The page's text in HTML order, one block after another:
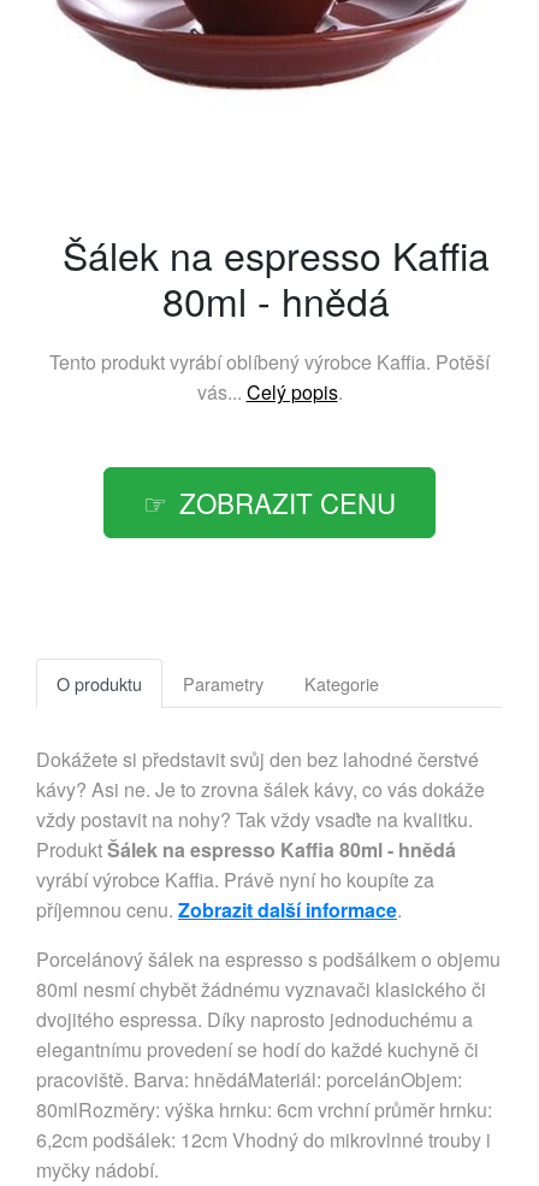
Šálek na espresso Kaffia
80ml - hnědá
Tento produkt vyrábí oblíbený výrobce Kaffia. Potěší
vás... Celý popis.
ZOBRAZIT CENU
O produktu Parametry Kategorie
Dokážete si představit svůj den bez lahodné čerstvé
kávy? Asi ne. Je to zrovna šálek kávy, co vás dokáže
vždy postavit na nohy? Tak vždy vsaďte na kvalitku.
ProduktŠálek na espresso Kaffia 80ml - hnědá
vyrábí výrobce Kaffia. Právě nyní ho koupíte za
příjemnou cenu. Zobrazit další informace.
Porcelánový šálek na espresso s podšálkem o objemu
80ml nesmí chybět žádnému vyznavači klasického či
dvojitého espressa. Díky naprosto jednoduchému a
elegantnímu provedení se hodí do každé kuchyně či
pracoviště. Barva: hnědáMateriál: porcelánObjem:
80mlRozměry: výška hrnku: 6cm vrchní průměr hrnku:
6,2cm podšálek: 12cm Vhodný do mikrovlnné trouby i
myčky nádobí.